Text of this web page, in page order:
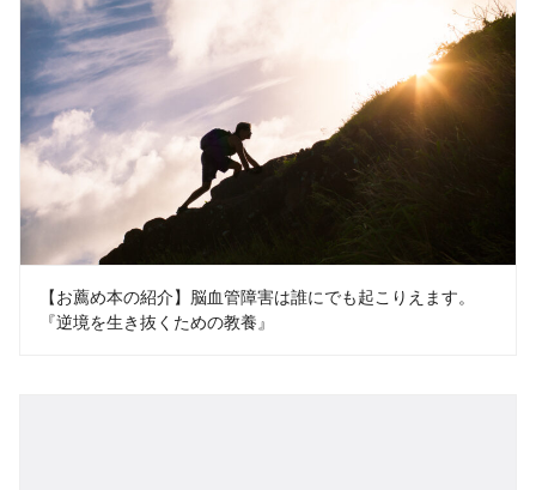
【お薦め本の紹介】脳血管障害は誰にでも起こりえます。
『逆境を生き抜くための教養』